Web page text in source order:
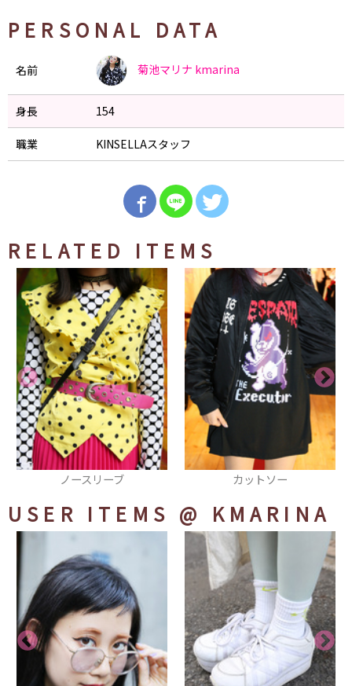
PERSONAL DATA
名前 菊池マリナ kmarina
身長 154
職業 KINSELLAスタッフ
RELATED ITEMS
カットソー ポーチ
USER ITEMS @ KMARINA